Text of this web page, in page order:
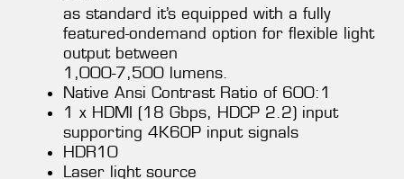
as standard it’s equipped with a fully
featured-ondemand option for flexible light
output between
1,000-7,500 lumens.
Native Ansi Contrast Ratio of 600:1
1 x HDMI (18 Gbps, HDCP 2.2) input
supporting 4K60P input signals
HDR10
Laser light source